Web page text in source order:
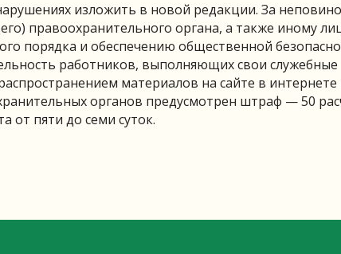
изложить в новой редакции. За
правоохранительного органа, а также иному
порядка и обеспечению общественной
работников, выполняющих свои служебные
материалов на сайте в интернете
органов предусмотрен штраф — 50
от пяти до семи суток.